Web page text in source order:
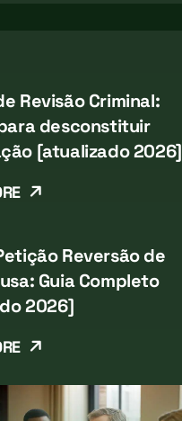
Revisão Criminal:
desconstituir
[atualizado 2026]
Reversão de
Guia Completo
2026]